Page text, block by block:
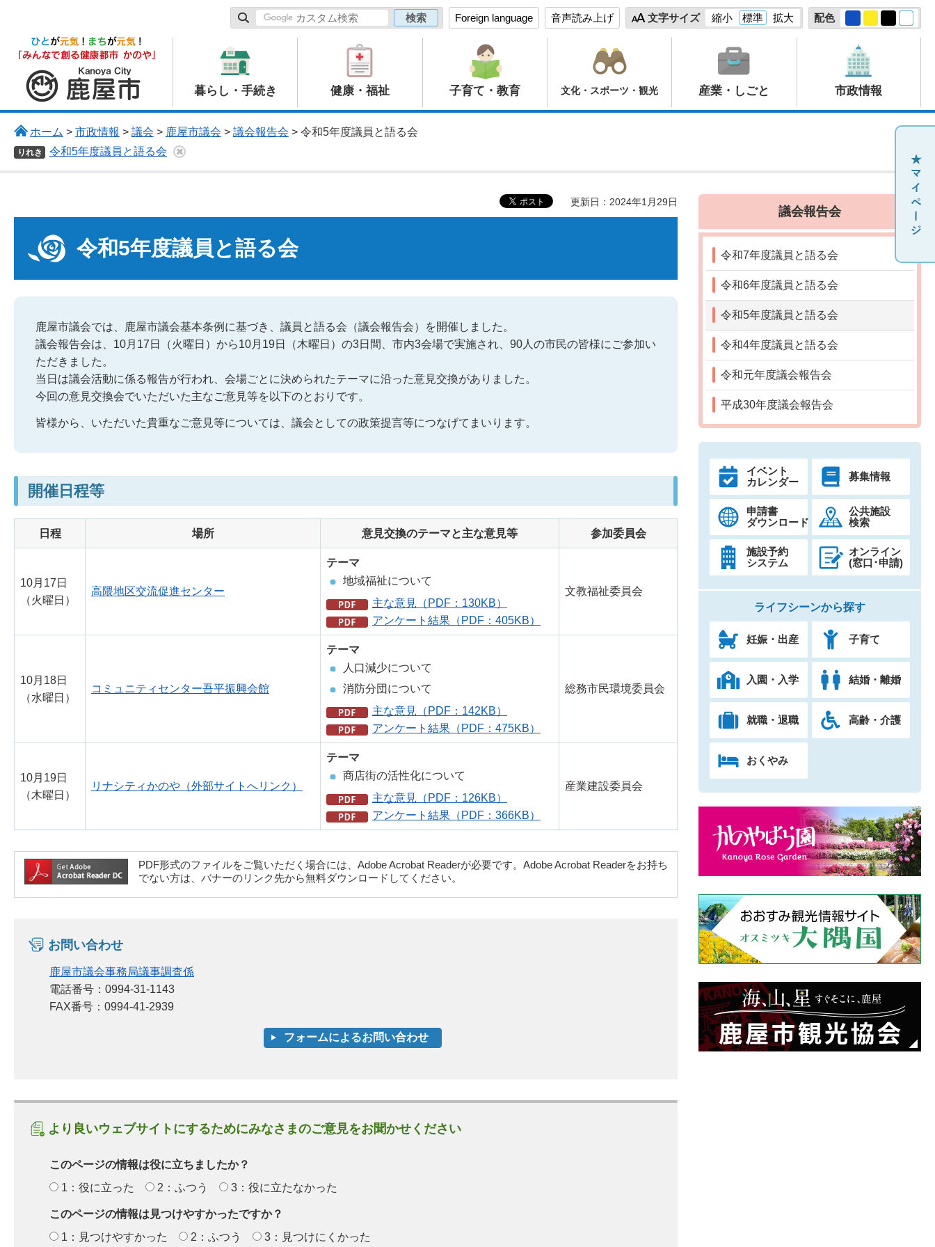
Foreign language 音声読み上げ 文字サイズ 縮小 標準 拡大 配色
鹿屋市
暮らし・手続き 健康・福祉 子育て・教育 文化・スポーツ・観光 産業・しごと 市政情報
ホーム > 市政情報 > 議会 > 鹿屋市議会 > 議会報告会 > 令和5年度議員と語る会
りれき 令和5年度議員と語る会
更新日：2024年1月29日
令和5年度議員と語る会
鹿屋市議会では、鹿屋市議会基本条例に基づき、議員と語る会（議会報告会）を開催しました。
議会報告会は、10月17日（火曜日）から10月19日（木曜日）の3日間、市内3会場で実施され、90人の市民の皆様にご参加い
ただきました。
当日は議会活動に係る報告が行われ、会場ごとに決められたテーマに沿った意見交換がありました。
今回の意見交換会でいただいた主なご意見等を以下のとおりです。
皆様から、いただいた貴重なご意見等については、議会としての政策提言等につなげてまいります。
開催日程等
日程 場所 意見交換のテーマと主な意見等 参加委員会
10月17日
（火曜日）
高隈地区交流促進センター
テーマ
地域福祉について
主な意見（PDF：130KB）
アンケート結果（PDF：405KB）
文教福祉委員会
10月18日
（水曜日）
コミュニティセンター吾平振興会館
テーマ
人口減少について
消防分団について
主な意見（PDF：142KB）
アンケート結果（PDF：475KB）
総務市民環境委員会
10月19日
（木曜日）
リナシティかのや（外部サイトへリンク）
テーマ
商店街の活性化について
主な意見（PDF：126KB）
アンケート結果（PDF：366KB）
産業建設委員会
PDF形式のファイルをご覧いただく場合には、Adobe Acrobat Readerが必要です。Adobe Acrobat Readerをお持ち
でない方は、バナーのリンク先から無料ダウンロードしてください。
お問い合わせ
鹿屋市議会事務局議事調査係
電話番号：0994-31-1143
FAX番号：0994-41-2939
より良いウェブサイトにするためにみなさまのご意見をお聞かせください
このページの情報は役に立ちましたか？
1：役に立った
2：ふつう 3：役に立たなかった
このページの情報は見つけやすかったですか？
1：見つけやすかった
2：ふつう 3：見つけにくかった
議会報告会
令和7年度議員と語る会
令和6年度議員と語る会
令和5年度議員と語る会
令和4年度議員と語る会
令和元年度議会報告会
平成30年度議会報告会
イベント
カレンダー
募集情報
申請書
ダウンロード
公共施設
検索
施設予約
システム
オンライン
(窓口･申請)
ライフシーンから探す
妊娠・出産 子育て
入園・入学 結婚・離婚
就職・退職 高齢・介護
おくやみ